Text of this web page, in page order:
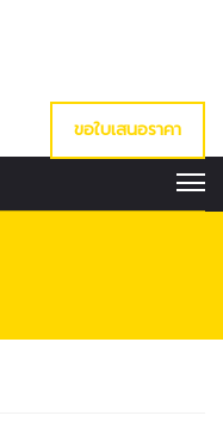
ขอใบเสนอราคา